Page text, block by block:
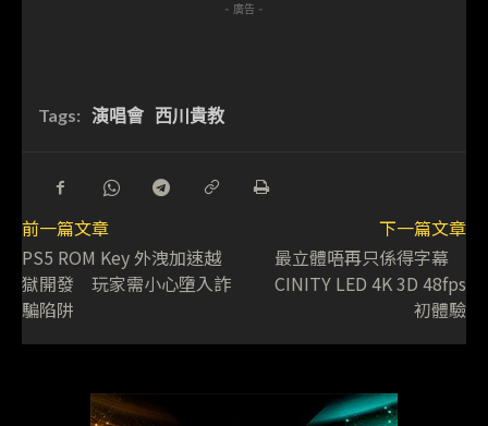
- 廣告 -
Tags: 演唱會 西川貴教
前一篇文章
PS5 ROM Key 外洩加速越
獄開發 玩家需小心墮入詐
騙陷阱
下一篇文章
最立體唔再只係得字幕
CINITY LED 4K 3D 48fps
初體驗